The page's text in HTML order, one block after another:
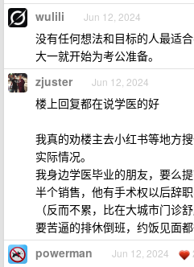
wulili Jun 12, 2024
没有任何想法和目标的人最适
大一就开始为考公准备。
zjuster Jun 12, 2024
楼上回复都在说学医的好
我真的劝楼主去小红书等地方
实际情况。
我身边学医毕业的朋友，要么
半个销售，他有手术权以后辞
（反而不累，比在大城市门诊
要苦逼的排休倒班，约饭见面
powerman Jun 12, 2024